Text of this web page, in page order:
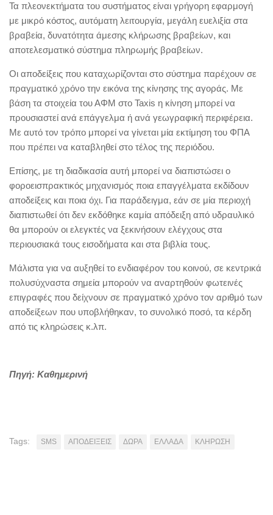
Τα πλεονεκτήματα του συστήματος είναι γρήγορη εφαρμογή
με μικρό κόστος, αυτόματη λειτουργία, μεγάλη ευελιξία στα
βραβεία, δυνατότητα άμεσης κλήρωσης βραβείων, και
αποτελεσματικό σύστημα πληρωμής βραβείων.
Οι αποδείξεις που καταχωρίζονται στο σύστημα παρέχουν σε
πραγματικό χρόνο την εικόνα της κίνησης της αγοράς. Με
βάση τα στοιχεία του ΑΦΜ στο Taxis η κίνηση μπορεί να
προυσιαστεί ανά επάγγελμα ή ανά γεωγραφική περιφέρεια.
Με αυτό τον τρόπο μπορεί να γίνεται μία εκτίμηση του ΦΠΑ
που πρέπει να καταβληθεί στο τέλος της περιόδου.
Επίσης, με τη διαδικασία αυτή μπορεί να διαπιστώσει ο
φοροεισπρακτικός μηχανισμός ποια επαγγέλματα εκδίδουν
αποδείξεις και ποια όχι. Για παράδειγμα, εάν σε μία περιοχή
διαπιστωθεί ότι δεν εκδόθηκε καμία απόδειξη από υδραυλικό
θα μπορούν οι ελεγκτές να ξεκινήσουν ελέγχους στα
περιουσιακά τους εισοδήματα και στα βιβλία τους.
Μάλιστα για να αυξηθεί το ενδιαφέρον του κοινού, σε κεντρικά
πολυσύχναστα σημεία μπορούν να αναρτηθούν φωτεινές
επιγραφές που δείχνουν σε πραγματικό χρόνο τον αριθμό των
αποδείξεων που υποβλήθηκαν, το συνολικό ποσό, τα κέρδη
από τις κληρώσεις κ.λπ.
Πηγή: Καθημερινή
Tags: SMS ΑΠΟΔΕΙΞΕΙΣ ΔΩΡΑ ΕΛΛΑΔΑ ΚΛΗΡΩΣΗ